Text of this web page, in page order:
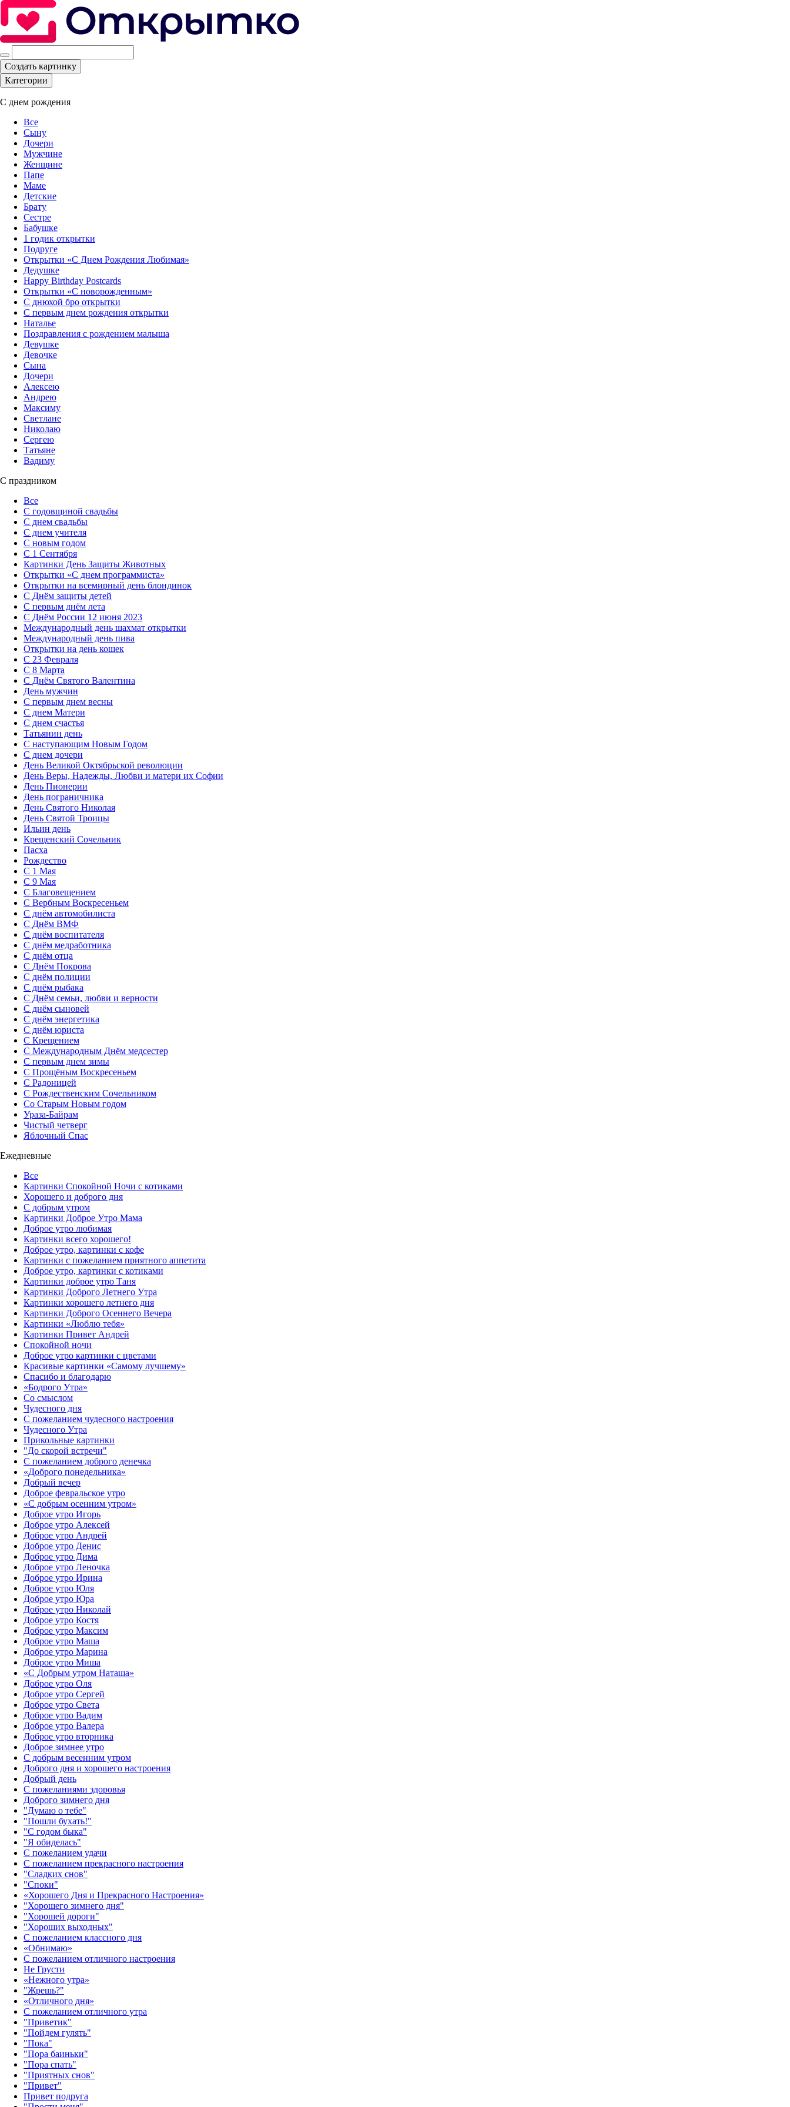
Создать картинку
Категории
С днем рождения
Все
Сыну
Дочери
Мужчине
Женщине
Папе
Маме
Детские
Брату
Сестре
Бабушке
1 годик открытки
Подруге
Открытки «С Днем Рождения Любимая»‎
Дедушке
Happy Birthday Postcards
Открытки «‎С новорожденным»
С днюхой бро открытки
С первым днем рождения открытки
Наталье
Поздравления с рождением малыша
Девушке
Девочке
Сына
Дочери
Алексею
Андрею
Максиму
Светлане
Николаю
Сергею
Татьяне
Вадиму
С праздником
Все
С годовщиной свадьбы
С днем свадьбы
С днем учителя
С новым годом
С 1 Сентября
Картинки День Защиты Животных
Открытки «‎С днем программиста»‎
Открытки на всемирный день блондинок
С Днём защиты детей
С первым днём лета
С Днём России 12 июня 2023
Международный день шахмат открытки
Международный день пива
Открытки на день кошек
С 23 Февраля
С 8 Марта
С Днём Святого Валентина
День мужчин
С первым днем весны
С днем Матери
C днем счастья
Татьянин день
C наступающим Новым Годом
C днем дочери
День Великой Октябрьской революции
День Веры, Надежды, Любви и матери их Софии
День Пионерии
День пограничника
День Святого Николая
День Святой Троицы
Ильин день
Крещенский Сочельник
Пасха
Рождество
С 1 Мая
С 9 Мая
С Благовещением
С Вербным Воскресеньем
С днём автомобилиста
С Днём ВМФ
С днём воспитателя
С днём медработника
С днём отца
С Днём Покрова
С днём полиции
С днём рыбака
С Днём семьи, любви и верности
С днём сыновей
С днём энергетика
С днём юриста
С Крещением
С Международным Днём медсестер
С первым днем зимы
С Прощёным Воскресеньем
С Радоницей
С Рождественским Сочельником
Со Старым Новым годом
Ураза-Байрам
Чистый четверг
Яблочный Спас
Ежедневные
Все
Картинки Спокойной Ночи с котиками
Хорошего и доброго дня
С добрым утром
Картинки Доброе Утро Мама
Доброе утро любимая
Картинки всего хорошего!
Доброе утро, картинки с кофе
Картинки с пожеланием приятного аппетита
Доброе утро, картинки с котиками
Картинки доброе утро Таня
Картинки Доброго Летнего Утра
Картинки хорошего летнего дня
Картинки Доброго Осеннего Вечера
Картинки «Люблю тебя»
Картинки Привет Андрей
Спокойной ночи
Доброе утро картинки с цветами
Красивые картинки «Самому лучшему»
Спасибо и благодарю
«‎Бодрого Утра»‎
Со смыслом
Чудесного дня
С пожеланием чудесного настроения
Чудесного Утра
Прикольные картинки
"До скорой встречи"
С пожеланием доброго денечка
«Доброго понедельника»‎
Добрый вечер
Доброе февральское утро
«С добрым осенним утром»‎
Доброе утро Игорь
Доброе утро Алексей
Доброе утро Андрей
Доброе утро Денис
Доброе утро Дима
Доброе утро Леночка
Доброе утро Ирина
Доброе утро Юля
Доброе утро Юра
Доброе утро Николай
Доброе утро Костя
Доброе утро Максим
Доброе утро Маша
Доброе утро Марина
Доброе утро Миша
«С Добрым утром Наташа»
Доброе утро Оля
Доброе утро Сергей
Доброе утро Света
Доброе утро Вадим
Доброе утро Валера
Доброе утро вторника
Доброе зимнее утро
С добрым весенним утром
Доброго дня и хорошего настроения
Добрый день
С пожеланиями здоровья
Доброго зимнего дня
"Думаю о тебе"
"Пошли бухать!"
"С годом быка"
"Я обиделась"
С пожеланием удачи
С пожеланием прекрасного настроения
"Сладких снов"
"Споки"
«Хорошего Дня и Прекрасного Настроения»
"Хорошего зимнего дня"
"Хорошей дороги"
"Хороших выходных"
С пожеланием классного дня
«Обнимаю»
С пожеланием отличного настроения
Не Грусти
«Нежного утра»‎
"Жрешь?"
«Отличного дня»‎
С пожеланием отличного утра
"Приветик"
"Пойдем гулять"
"Пока"
"Пора баиньки"
"Пора спать"
"Приятных снов"
"Привет"
Привет подруга